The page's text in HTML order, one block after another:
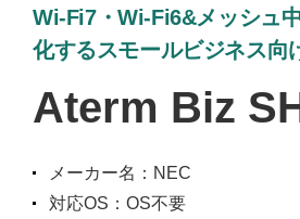
Wi-Fi7・Wi-Fi6&メッシュ
化するスモールビジネス
Aterm Biz
メーカー名：NEC
対応OS：OS不要